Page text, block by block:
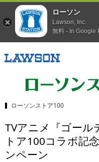
ローソンストア100
TVアニメ『ゴール
トア100コラボ記
ンペーン
ローソン
Lawson, Inc.
無料 - In Google